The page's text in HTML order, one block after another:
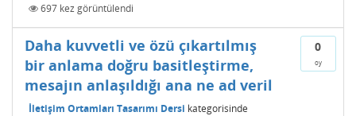
697 kez görüntülendi
0
oy
Daha kuvvetli ve özü çıkartılmış
bir anlama doğru basitleştirme,
mesajın anlaşıldığı ana ne ad veril
İletişim Ortamları Tasarımı Dersi kategorisinde